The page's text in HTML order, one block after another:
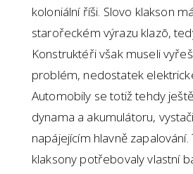
koloniální říši. Slovo klakson
starořeckém výrazu klazō,
Konstruktéři však museli
problém, nedostatek
Automobily se totiž tehdy
dynama a akumulátoru,
napájejícím hlavně
klaksony potřebovaly vlastní